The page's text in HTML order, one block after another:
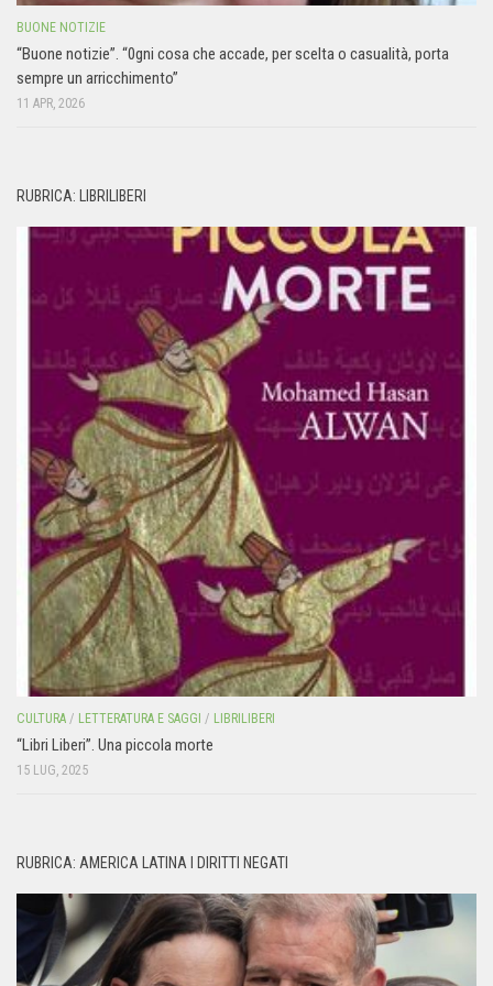
BUONE NOTIZIE
“Buone notizie”. “0gni cosa che accade, per scelta o casualità, porta
sempre un arricchimento”
11 APR, 2026
RUBRICA: LIBRILIBERI
CULTURA / LETTERATURA E SAGGI / LIBRILIBERI
“Libri Liberi”. Una piccola morte
15 LUG, 2025
RUBRICA: AMERICA LATINA I DIRITTI NEGATI